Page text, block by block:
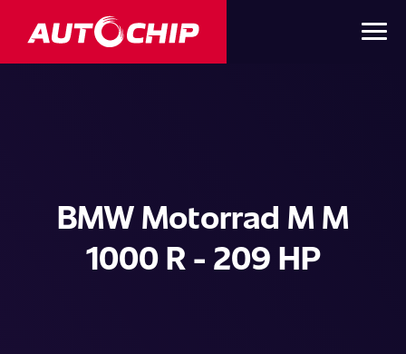
BMW Motorrad M M
1000 R - 209 HP